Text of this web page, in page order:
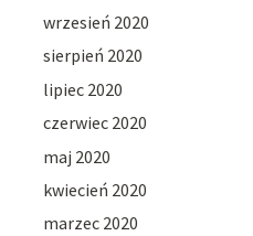
wrzesień 2020
sierpień 2020
lipiec 2020
czerwiec 2020
maj 2020
kwiecień 2020
marzec 2020